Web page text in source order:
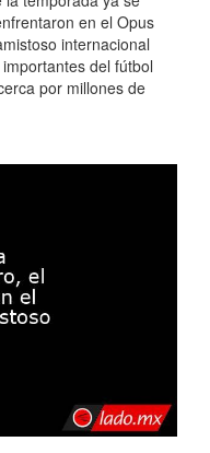
en el Opus
internacional
del fútbol
por millones de